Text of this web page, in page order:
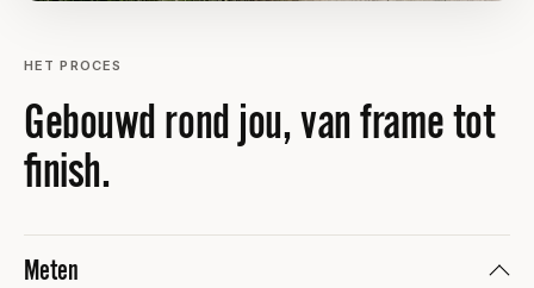
HET PROCES
Gebouwd rond jou, van frame tot
finish.
Meten